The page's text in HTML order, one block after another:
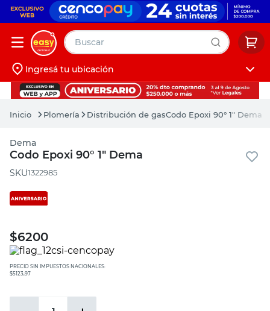
Buscar
Iniciá sesión
Ingresá tu ubicación
Plomería Distribución de gasCodo Epoxi 90° 1" Dema
Dema
Codo Epoxi 90° 1" Dema
:1322985
$6200
PRECIO SIN IMPUESTOS NACIONALES:
$5123,97
muebles
pintura
escritorio
puertas